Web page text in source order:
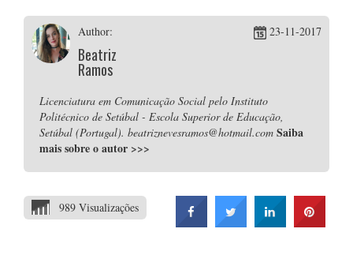
Author:
Beatriz
Ramos
23-11-2017
Licenciatura em Comunicação Social pelo Instituto
Politécnico de Setúbal - Escola Superior de Educação,
Setúbal (Portugal). beatriznevesramos@hotmail.com Saiba
mais sobre o autor >>>
989 Visualizações